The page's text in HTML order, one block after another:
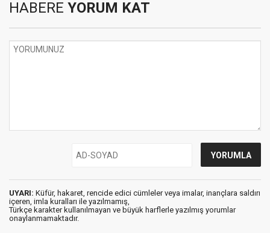
HABERE YORUM KAT
UYARI: Küfür, hakaret, rencide edici cümleler veya imalar, inançlara saldırı
içeren, imla kuralları ile yazılmamış,
Türkçe karakter kullanılmayan ve büyük harflerle yazılmış yorumlar
onaylanmamaktadır.